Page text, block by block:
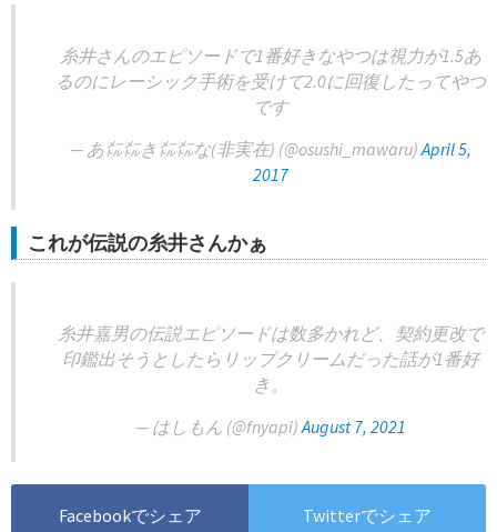
糸井さんのエピソードで1番好きなやつは視力が1.5あ
るのにレーシック手術を受けて2.0に回復したってやつ
です
— あ㍍㍍き㍍㍍な(非実在) (@osushi_mawaru)April 5,
2017
これが伝説の糸井さんかぁ
糸井嘉男の伝説エピソードは数多かれど、契約更改で
印鑑出そうとしたらリップクリームだった話が1番好
き。
— はしもん (@fnyapi)August 7, 2021
Facebookでシェア Twitterでシェア